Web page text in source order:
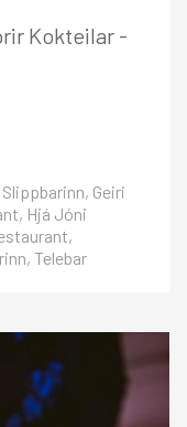
Kokteilar -
Geiri
Hjá Jóni
Telebar